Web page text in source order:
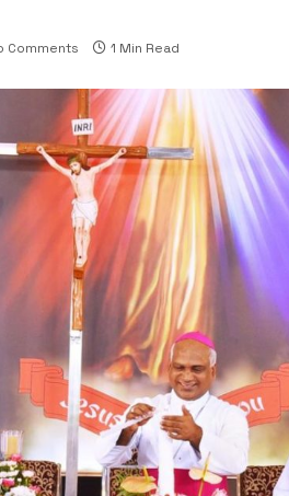
Comments 1 Min Read